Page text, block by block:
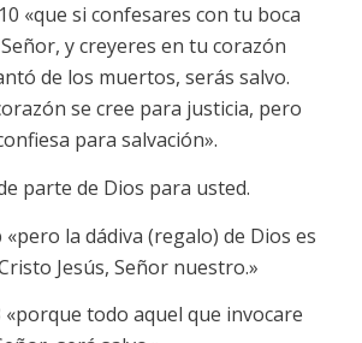
«que si confesares con tu boca
y creyeres en tu corazón
de los muertos, serás salvo.
se cree para justicia, pero
para salvación».
parte de Dios para usted.
«pero la dádiva (regalo) de Dios es
Jesús, Señor nuestro.»
«porque todo aquel que invocare